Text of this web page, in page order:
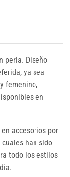
perla. Diseño
ya sea
femenino,
en
accesorios por
han sido
todo los estilos